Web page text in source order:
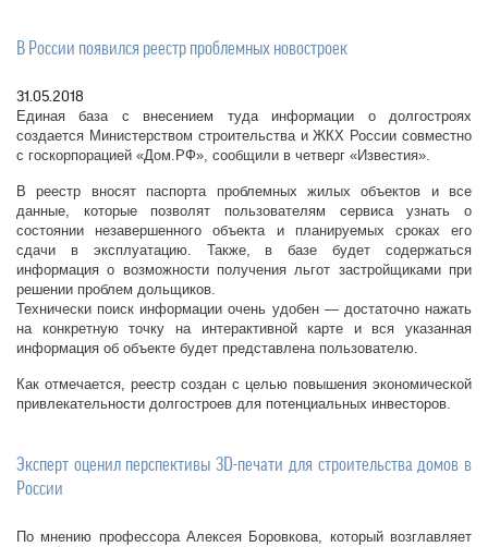
В России появился реестр проблемных новостроек
31.05.2018
Единая база с внесением туда информации о долгостроях
создается Министерством строительства и ЖКХ России совместно
с госкорпорацией «Дом.РФ», сообщили в четверг «Известия».
В реестр вносят паспорта проблемных жилых объектов и все
данные, которые позволят пользователям сервиса узнать о
состоянии незавершенного объекта и планируемых сроках его
сдачи в эксплуатацию. Также, в базе будет содержаться
информация о возможности получения льгот застройщиками при
решении проблем дольщиков.
Технически поиск информации очень удобен — достаточно нажать
на конкретную точку на интерактивной карте и вся указанная
информация об объекте будет представлена пользователю.
Как отмечается, реестр создан с целью повышения экономической
привлекательности долгостроев для потенциальных инвесторов.
Эксперт оценил перспективы 3D-печати для строительства домов в
России
По мнению профессора Алексея Боровкова, который возглавляет